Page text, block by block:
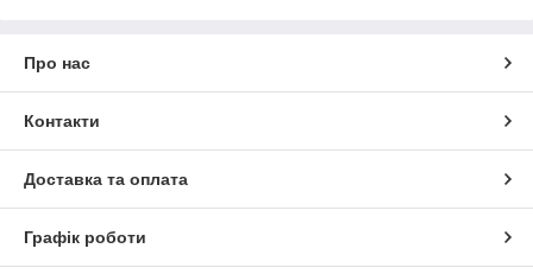
Про нас
Контакти
Доставка та оплата
Графік роботи